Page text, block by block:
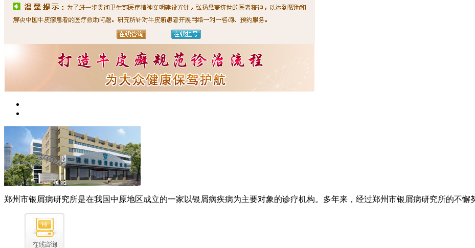
郑州市银屑病研究所是在我国中原地区成立的一家以银屑病疾病为主要对象的诊疗机构。多年来，经过郑州市银屑病研究所的不懈